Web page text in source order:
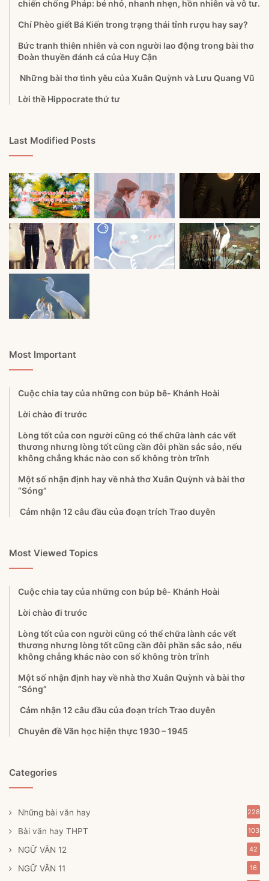
chiến chống Pháp: bé nhỏ, nhanh nhẹn, hồn nhiên và vô tư.
Chí Phèo giết Bá Kiến trong trạng thái tỉnh rượu hay say?
Bức tranh thiên nhiên và con người lao động trong bài thơ
Đoàn thuyền đánh cá của Huy Cận
Những bài thơ tình yêu của Xuân Quỳnh và Lưu Quang Vũ
Lời thề Hippocrate thứ tư
Last Modified Posts
Most Important
Cuộc chia tay của những con búp bê- Khánh Hoài
Lời chào đi trước
Lòng tốt của con người cũng có thể chữa lành các vết
thương nhưng lòng tốt cũng cần đôi phần sắc sảo, nếu
không chẳng khác nào con số không tròn trĩnh
Một số nhận định hay về nhà thơ Xuân Quỳnh và bài thơ
“Sóng”
Cảm nhận 12 câu đầu của đoạn trích Trao duyên
Most Viewed Topics
Cuộc chia tay của những con búp bê- Khánh Hoài
Lời chào đi trước
Lòng tốt của con người cũng có thể chữa lành các vết
thương nhưng lòng tốt cũng cần đôi phần sắc sảo, nếu
không chẳng khác nào con số không tròn trĩnh
Một số nhận định hay về nhà thơ Xuân Quỳnh và bài thơ
“Sóng”
Cảm nhận 12 câu đầu của đoạn trích Trao duyên
Chuyên đề Văn học hiện thực 1930 – 1945
Categories
Những bài văn hay 228
Bài văn hay THPT 103
NGỮ VĂN 12 42
NGỮ VĂN 11 16